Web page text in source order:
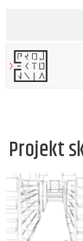
Projekt